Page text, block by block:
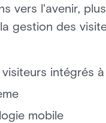
vers l'avenir,
gestion des
intégrés
mobile